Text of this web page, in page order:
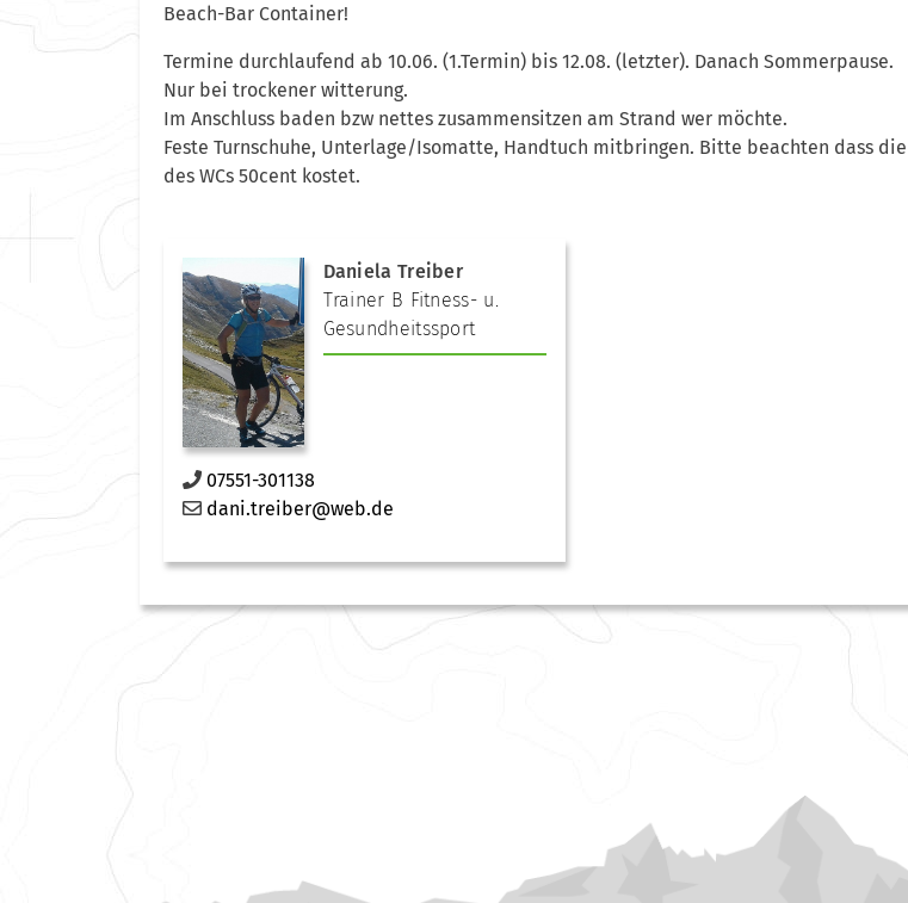
Beach-Bar Container!
Termine durchlaufend ab 10.06. (1.Termin) bis 12.08. (letzter). Danach Sommerpause.
Nur bei trockener witterung.
Im Anschluss baden bzw nettes zusammensitzen am Strand wer möchte.
Feste Turnschuhe, Unterlage/Isomatte, Handtuch mitbringen. Bitte beachten dass
des WCs 50cent kostet.
Daniela Treiber
Trainer B Fitness- u.
Gesundheitssport
07551-301138
dani.treiber@web.de